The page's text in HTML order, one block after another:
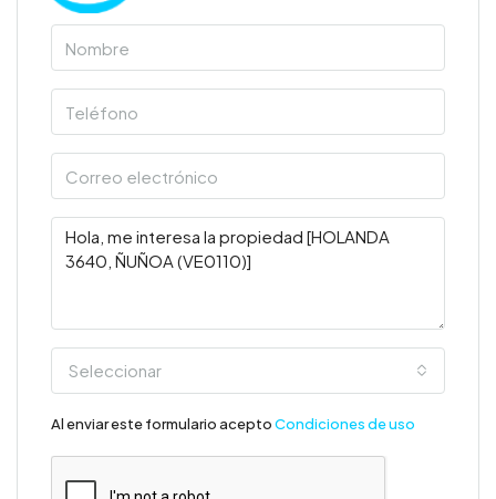
Seleccionar
Al enviar este formulario aceptoCondiciones de uso